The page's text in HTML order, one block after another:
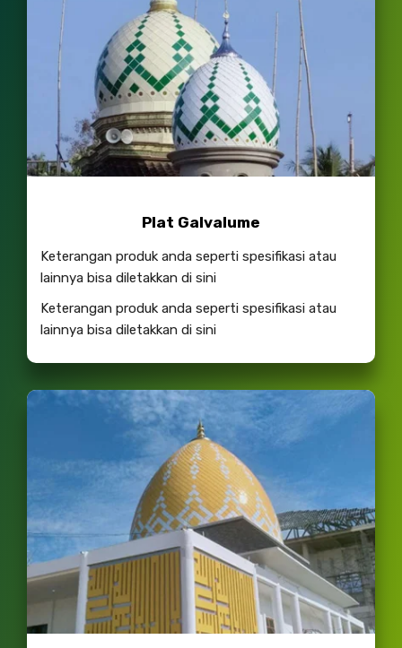
Plat Galvalume
Keterangan produk anda seperti spesifikasi atau
lainnya bisa diletakkan di sini
Keterangan produk anda seperti spesifikasi atau
lainnya bisa diletakkan di sini